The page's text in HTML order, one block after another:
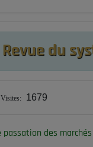
: Revue du
Visites: 1679
passation des